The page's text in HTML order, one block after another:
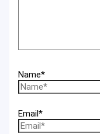
Name*
Email*